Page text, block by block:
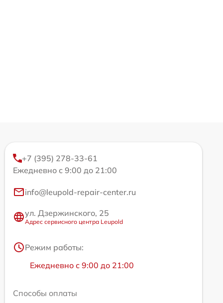
+7 (395) 278-33-61
Ежедневно с 9:00 до 21:00
info@leupold-repair-center.ru
ул. Дзержинского, 25
Адрес сервисного центра Leupold
Режим работы:
Ежедневно с 9:00 до 21:00
Способы оплаты